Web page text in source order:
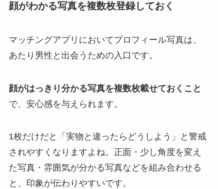
顔がわかる写真を複数枚登録しておく
マッチングアプリにおいてプロフィール写真は、
あたり男性と出会うための入口です。
顔がはっきり分かる写真を複数枚載せておくこと
で、安心感を与えられます。
1枚だけだと「実物と違ったらどうしよう」と警戒
されやすくなりますよね。正面・少し角度を変え
た写真・雰囲気が分かる写真などを組み合わせる
と、印象が伝わりやすいです。